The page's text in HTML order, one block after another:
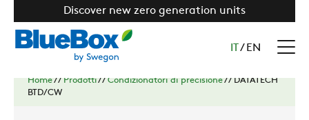
Discover new zero generation units
/ EN
Home// Prodotti// Condizionatori di precisione//DATATECH
BTD/CW